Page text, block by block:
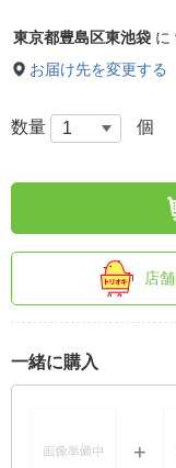
東京都豊島区東池袋 に
お届け先を変更する
数量 個
店
一緒に購入